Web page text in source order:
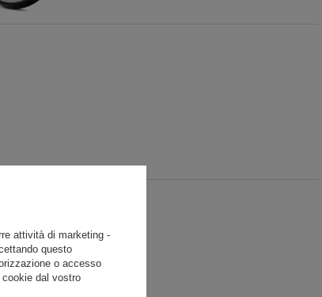
attività di marketing -
questo
o accesso
dal vostro